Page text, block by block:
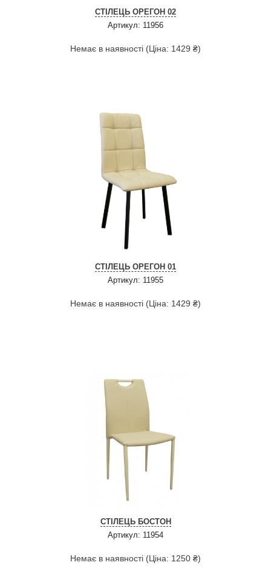
СТІЛЕЦЬ ОРЕГОН 02
Артикул: 11956
Немає в наявності (Ціна: 1429 ₴)
СТІЛЕЦЬ ОРЕГОН 01
Артикул: 11955
Немає в наявності (Ціна: 1429 ₴)
СТІЛЕЦЬ БОСТОН
Артикул: 11954
Немає в наявності (Ціна: 1250 ₴)